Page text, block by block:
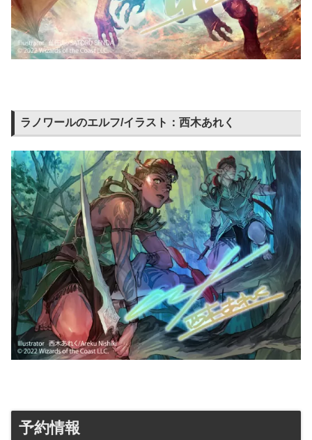
ラノワールのエルフ/イラスト：西木あれく
予約情報